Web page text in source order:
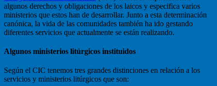
algunos derechos y obligaciones de los laicos y especifica varios
ministerios que estos han de desarrollar. Junto a esta determinación
canónica, la vida de las comunidades también ha ido gestando
diferentes servicios que actualmente se están realizando.
Algunos ministerios litúrgicos instituidos
Según el CIC tenemos tres grandes distinciones en relación a los
servicios y ministerios litúrgicos que son: